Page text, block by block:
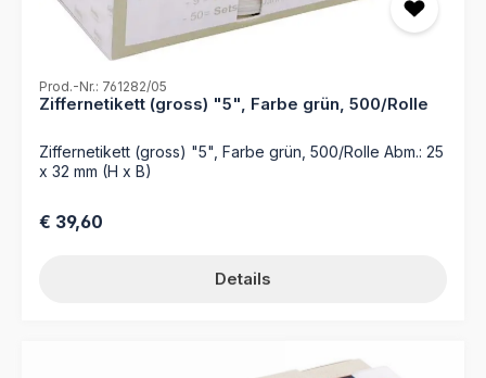
Prod.-Nr.: 761282/05
Ziffernetikett (gross) "5", Farbe grün, 500/Rolle
Ziffernetikett (gross) "5", Farbe grün, 500/Rolle Abm.: 25
x 32 mm (H x B)
Regulärer Preis:
€ 39,60
Details